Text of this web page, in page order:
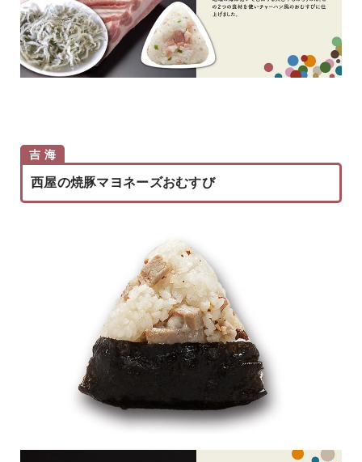
吉 海
西屋の焼豚マヨネーズおむすび